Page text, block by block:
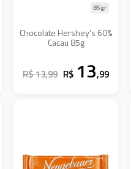
Chocolate Hershey's 60%
Cacau 85g
85gr
R$ 13,99 R$ 13,99